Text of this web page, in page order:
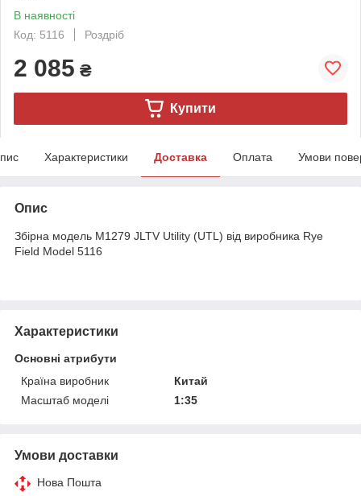
В наявності
Код: 5116
Роздріб
2 085 ₴
Купити
Характеристики Доставка Оплата Умови
Опис
Збірна модель M1279 JLTV Utility (UTL) від виробника Rye
Field Model 5116
Характеристики
Основні атрибути
Країна виробник
Китай
Масштаб моделі
1:35
Умови доставки
Нова Пошта